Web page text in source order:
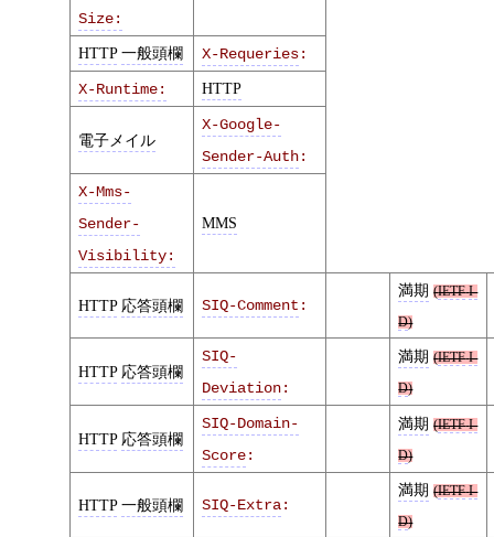
Size:
HTTP 一般頭欄 X-Requeries:
X-Runtime:
HTTP
電子メイル
X-Google-
Sender-Auth:
X-Mms-
Sender-
Visibility:
MMS
HTTP 応答頭欄 SIQ-Comment :
満期 (IETF I-
D)
HTTP 応答頭欄
SIQ-
Deviation:
満期 (IETF I-
D)
HTTP 応答頭欄
SIQ-Domain-
Score:
満期 (IETF I-
D)
HTTP 一般頭欄 SIQ-Extra:
満期 (IETF I-
D)